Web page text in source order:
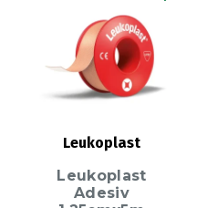
Leukoplast
Leukoplast
Adesiv